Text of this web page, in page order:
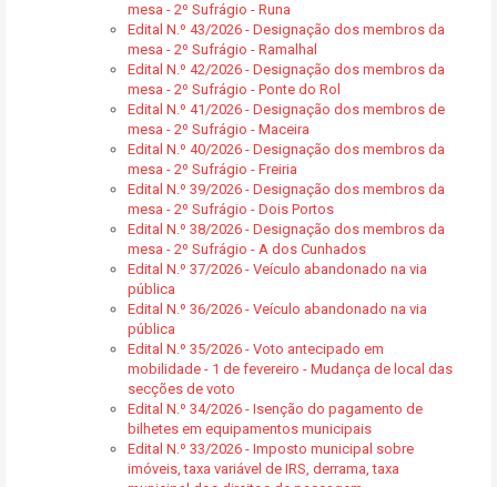
mesa - 2º Sufrágio - Runa
Edital N.º 43/2026 - Designação dos membros da
mesa - 2º Sufrágio - Ramalhal
Edital N.º 42/2026 - Designação dos membros da
mesa - 2º Sufrágio - Ponte do Rol
Edital N.º 41/2026 - Designação dos membros de
mesa - 2º Sufrágio - Maceira
Edital N.º 40/2026 - Designação dos membros da
mesa - 2º Sufrágio - Freiria
Edital N.º 39/2026 - Designação dos membros da
mesa - 2º Sufrágio - Dois Portos
Edital N.º 38/2026 - Designação dos membros da
mesa - 2º Sufrágio - A dos Cunhados
Edital N.º 37/2026 - Veículo abandonado na via
pública
Edital N.º 36/2026 - Veículo abandonado na via
pública
Edital N.º 35/2026 - Voto antecipado em
mobilidade - 1 de fevereiro - Mudança de local das
secções de voto
Edital N.º 34/2026 - Isenção do pagamento de
bilhetes em equipamentos municipais
Edital N.º 33/2026 - Imposto municipal sobre
imóveis, taxa variável de IRS, derrama, taxa